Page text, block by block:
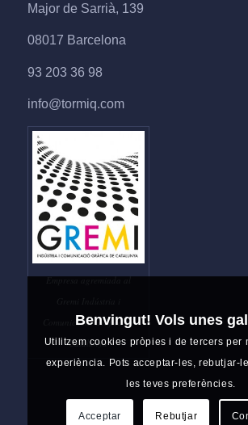
Major de Sarrià, 139
08017 Barcelona
93 203 36 98
info@tormiq.com
Empresa agremiada al
Comunicació Gràfica de
Catalunya
Benvingut! Vols unes
Utilitzem cookies pròpies i de tercers per
experiència. Pots acceptar-les, rebutjar-
les teves preferències.
Acceptar Rebutjar